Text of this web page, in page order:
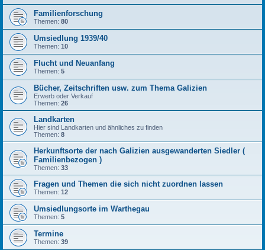
Familienforschung
Themen: 80
Umsiedlung 1939/40
Themen: 10
Flucht und Neuanfang
Themen: 5
Bücher, Zeitschriften usw. zum Thema Galizien
Erwerb oder Verkauf
Themen: 26
Landkarten
Hier sind Landkarten und ähnliches zu finden
Themen: 8
Herkunftsorte der nach Galizien ausgewanderten Siedler (
Familienbezogen )
Themen: 33
Fragen und Themen die sich nicht zuordnen lassen
Themen: 12
Umsiedlungsorte im Warthegau
Themen: 5
Termine
Themen: 39